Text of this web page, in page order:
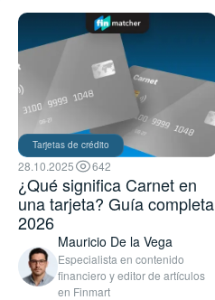
Tarjetas de crédito
28.10.2025 642
¿Qué significa Carnet en
una tarjeta? Guía completa
2026
Mauricio De la Vega
Especialista en contenido
financiero y editor de artículos
en Finmart